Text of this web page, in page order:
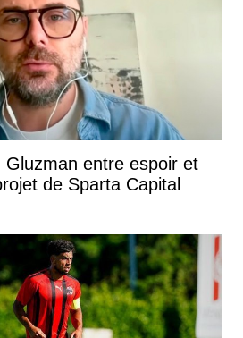
Gluzman entre espoir et
de Sparta Capital